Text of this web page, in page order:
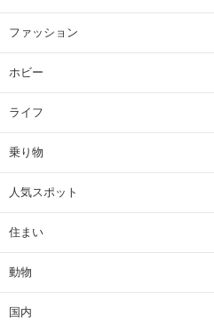
ファッション
ホビー
ライフ
乗り物
人気スポット
住まい
動物
国内